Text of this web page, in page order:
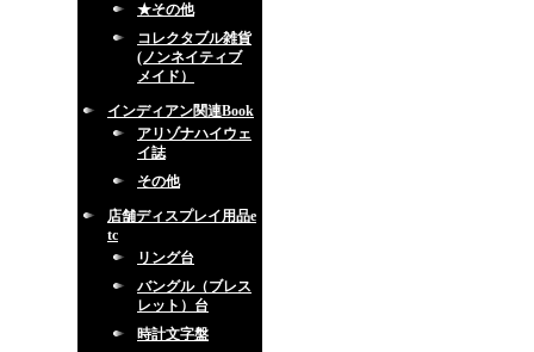
★その他
コレクタブル雑貨
(ノンネイティブ
メイド）
インディアン関連Book
アリゾナハイウェ
イ誌
その他
店舗ディスプレイ用品e
tc
リング台
バングル（ブレス
レット）台
時計文字盤